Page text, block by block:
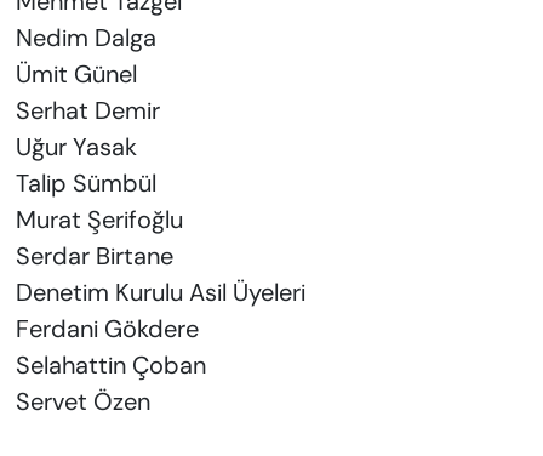
Nedim Dalga
Ümit Günel
Serhat Demir
Uğur Yasak
Talip Sümbül
Murat Şerifoğlu
Serdar Birtane
Denetim Kurulu Asil Üyeleri
Ferdani Gökdere
Selahattin Çoban
Servet Özen